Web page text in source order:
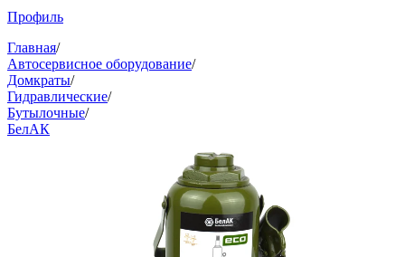
Профиль
Главная/
Автосервисное оборудование/
Домкраты/
Гидравлические/
Бутылочные/
БелАК